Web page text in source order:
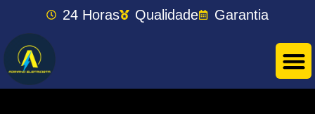
24 Horas Qualidade Garantia